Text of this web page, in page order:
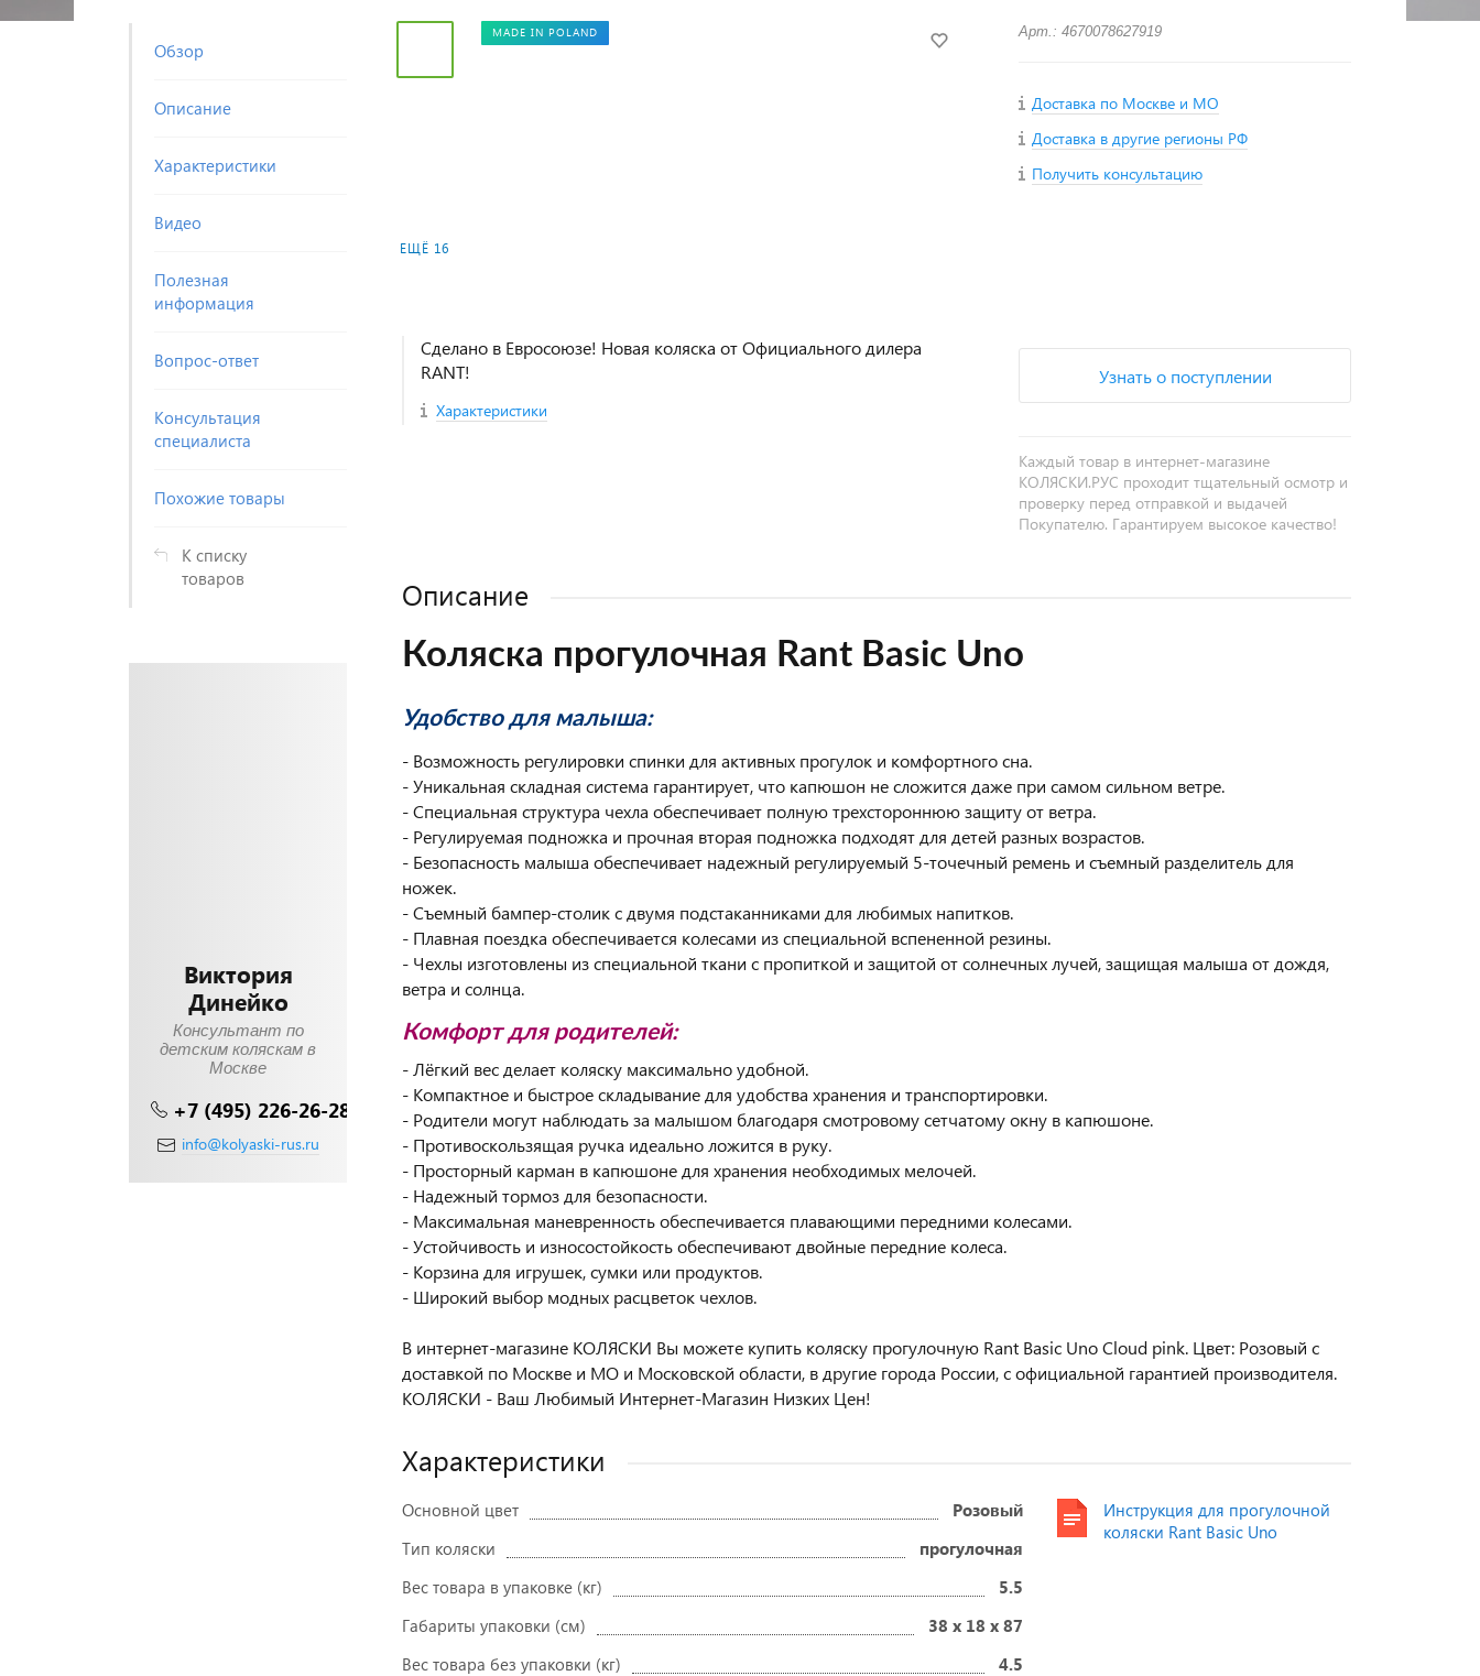
Обзор
Описание
Характеристики
Видео
Полезная
информация
Вопрос-ответ
Консультация
специалиста
Похожие товары
К списку
товаров
Виктория
Динейко
Консультант по
детским коляскам в
Москве
+7 (495) 226-26-28
info@kolyaski-rus.ru
ЕЩЁ 16
MADE IN POLAND
Сделано в Евросоюзе! Новая коляска от Официального дилера
RANT!
Характеристики
Арт.: 4670078627919
Доставка по Москве и МО
Доставка в другие регионы РФ
Получить консультацию
Узнать о поступлении
Каждый товар в интернет-магазине
КОЛЯСКИ.РУС проходит тщательный осмотр и
проверку перед отправкой и выдачей
Покупателю. Гарантируем высокое качество!
Описание
Коляска прогулочная Rant Basic Uno
Удобство для малыша:
- Возможность регулировки спинки для активных прогулок и комфортного сна.
- Уникальная складная система гарантирует, что капюшон не сложится даже при самом сильном ветре.
- Специальная структура чехла обеспечивает полную трехстороннюю защиту от ветра.
- Регулируемая подножка и прочная вторая подножка подходят для детей разных возрастов.
- Безопасность малыша обеспечивает надежный регулируемый 5-точечный ремень и съемный разделитель для
ножек.
- Съемный бампер-столик с двумя подстаканниками для любимых напитков.
- Плавная поездка обеспечивается колесами из специальной вспененной резины.
- Чехлы изготовлены из специальной ткани с пропиткой и защитой от солнечных лучей, защищая малыша от дождя,
ветра и солнца.
Комфорт для родителей:
- Лёгкий вес делает коляску максимально удобной.
- Компактное и быстрое складывание для удобства хранения и транспортировки.
- Родители могут наблюдать за малышом благодаря смотровому сетчатому окну в капюшоне.
- Противоскользящая ручка идеально ложится в руку.
- Просторный карман в капюшоне для хранения необходимых мелочей.
- Надежный тормоз для безопасности.
- Максимальная маневренность обеспечивается плавающими передними колесами.
- Устойчивость и износостойкость обеспечивают двойные передние колеса.
- Корзина для игрушек, сумки или продуктов.
- Широкий выбор модных расцветок чехлов.
В интернет-магазине КОЛЯСКИ Вы можете купить коляску прогулочную Rant Basic Uno Cloud pink. Цвет: Розовый с
доставкой по Москве и МО и Московской области, в другие города России, с официальной гарантией производителя.
КОЛЯСКИ - Ваш Любимый Интернет-Магазин Низких Цен!
Характеристики
Основной цвет
Розовый
Тип коляски
прогулочная
Вес товара в упаковке (кг)
5.5
Габариты упаковки (см)
38 х 18 х 87
Вес товара без упаковки (кг)
4.5
Инструкция для прогулочной
коляски Rant Basic Uno